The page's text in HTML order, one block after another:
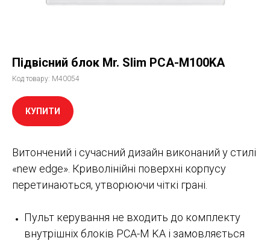
Підвісний блок Mr. Slim PCA-M100KA
Код товару: M40054
КУПИТИ
Витончений і сучасний дизайн виконаний у стилі
«new edge». Криволінійні поверхні корпусу
перетинаються, утворюючи чіткі грані.
Пульт керування не входить до комплекту
внутрішніх блоків PCA-M KA і замовляється